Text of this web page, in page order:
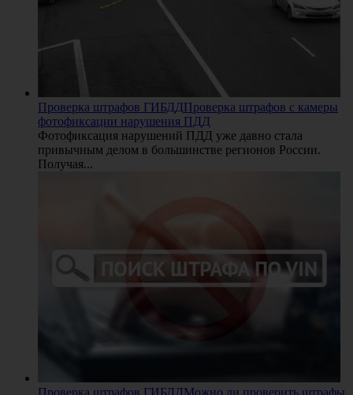
Проверка штрафов ГИБДДПроверка штрафов с камеры
фотофиксации нарушения ПДД
Фотофиксация нарушений ПДД уже давно стала
привычным делом в большинстве регионов России.
Получая...